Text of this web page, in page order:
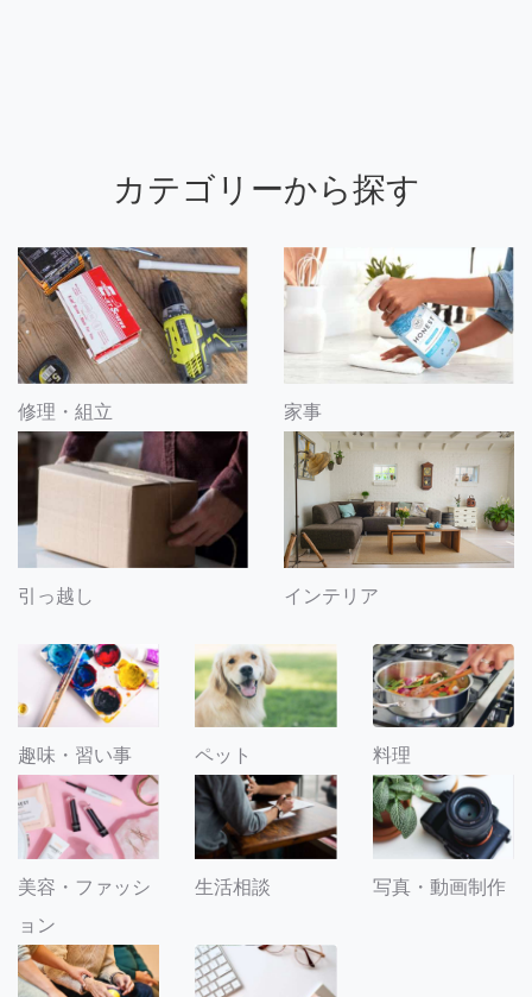
カテゴリーから探す
修理・組立 家事
引っ越し インテリア
趣味・習い事 ペット 料理
美容・ファッシ
ョン
生活相談 写真・動画制作